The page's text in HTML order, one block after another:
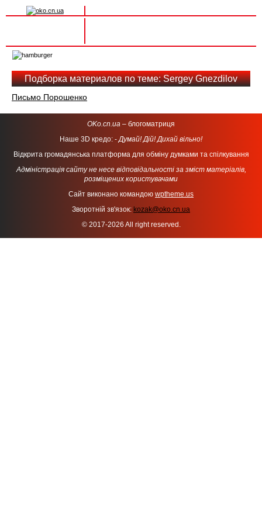
navigation
Подборка материалов по теме: Sergey Gnezdilov
Письмо Порошенко
OKo.cn.ua – блогоматриця
Наше 3D кредо: -Думай! Дій! Дихай вільно!
Відкрита громадянська платформа для обміну думками та спілкування
Адміністрація сайту не несе відповідальності за зміст матеріалів,
розміщених користувачами
Сайт виконано командою wptheme.us
Зворотній зв'язок: kozak@oko.cn.ua
© 2017-2026 All right reserved.